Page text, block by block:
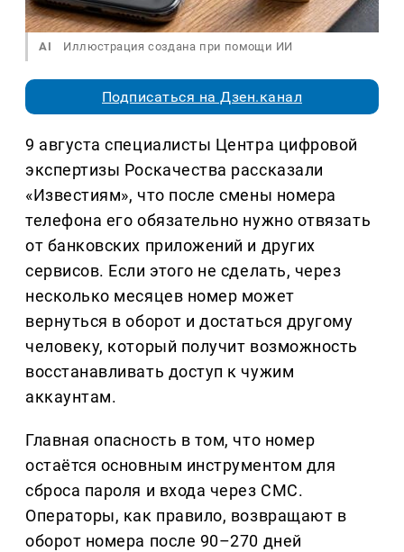
AI Иллюстрация создана при помощи ИИ
Подписаться на Дзен.канал
9 августа специалисты Центра цифровой
экспертизы Роскачества рассказали
«Известиям», что после смены номера
телефона его обязательно нужно отвязать
от банковских приложений и других
сервисов. Если этого не сделать, через
несколько месяцев номер может
вернуться в оборот и достаться другому
человеку, который получит возможность
восстанавливать доступ к чужим
аккаунтам.
Главная опасность в том, что номер
остаётся основным инструментом для
сброса пароля и входа через СМС.
Операторы, как правило, возвращают в
оборот номера после 90–270 дней